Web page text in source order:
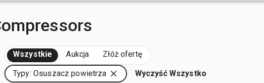
Wszystkie Aukcja Złóż ofertę
Typy: Osuszacz powietrza
Wyczyść Wszystko